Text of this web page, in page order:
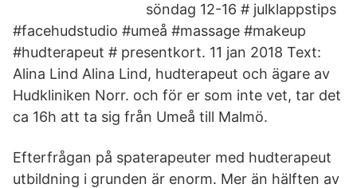
söndag 12-16 # julklappstips
#facehudstudio #umeå #massage #makeup
#hudterapeut # presentkort. 11 jan 2018 Text:
Alina Lind Alina Lind, hudterapeut och ägare av
Hudkliniken Norr. och för er som inte vet, tar det
ca 16h att ta sig från Umeå till Malmö.
Efterfrågan på spaterapeuter med hudterapeut
utbildning i grunden är enorm. Mer än hälften av